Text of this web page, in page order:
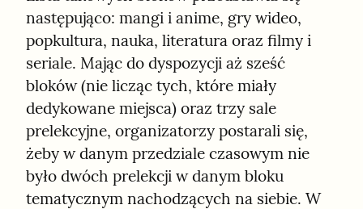
następująco: mangi i anime, gry wideo,
popkultura, nauka, literatura oraz filmy i
seriale. Mając do dyspozycji aż sześć
bloków (nie licząc tych, które miały
dedykowane miejsca) oraz trzy sale
prelekcyjne, organizatorzy postarali się,
żeby w danym przedziale czasowym nie
było dwóch prelekcji w danym bloku
tematycznym nachodzących na siebie. W